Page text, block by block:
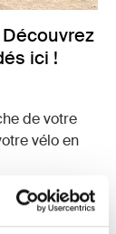
ici !
de votre
vélo en